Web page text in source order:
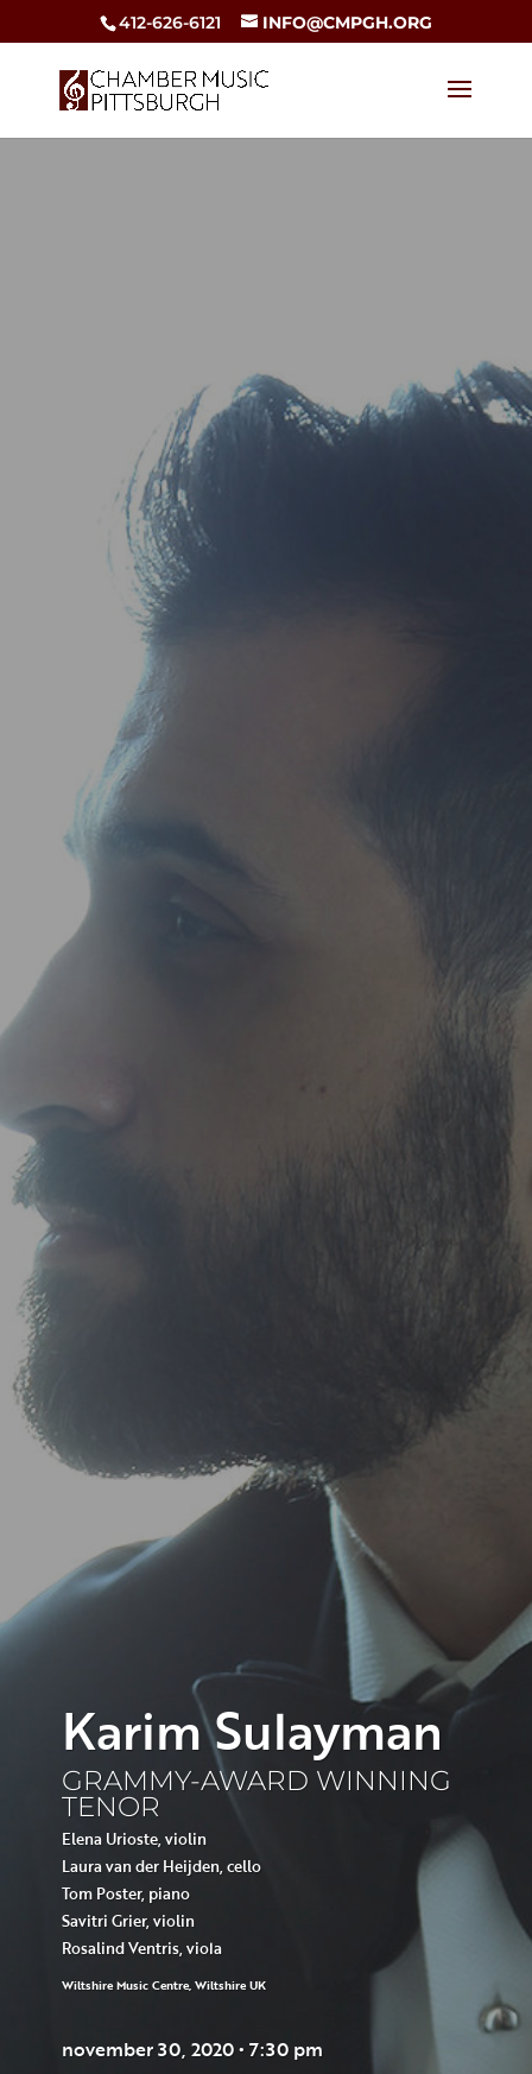
412-626-6121 INFO@CMPGH.ORG
Karim Sulayman
GRAMMY-AWARD WINNING
TENOR
Elena Urioste, violin
Laura van der Heijden, cello
Tom Poster, piano
Savitri Grier, violin
Rosalind Ventris, viola
Wiltshire Music Centre, Wiltshire UK
november 30, 2020 • 7:30 pm